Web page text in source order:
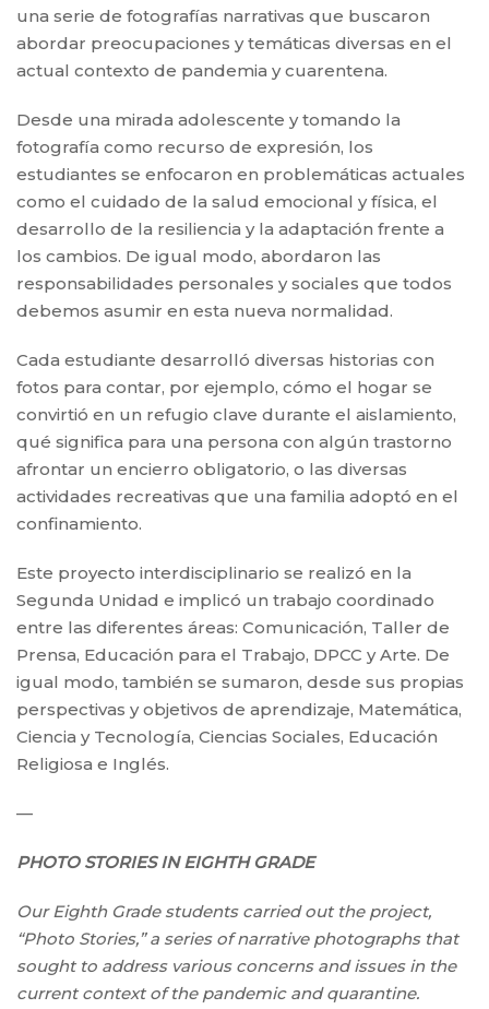
una serie de fotografías narrativas que buscaron
abordar preocupaciones y temáticas diversas en el
actual contexto de pandemia y cuarentena.
Desde una mirada adolescente y tomando la
fotografía como recurso de expresión, los
estudiantes se enfocaron en problemáticas actuales
como el cuidado de la salud emocional y física, el
desarrollo de la resiliencia y la adaptación frente a
los cambios. De igual modo, abordaron las
responsabilidades personales y sociales que todos
debemos asumir en esta nueva normalidad.
Cada estudiante desarrolló diversas historias con
fotos para contar, por ejemplo, cómo el hogar se
convirtió en un refugio clave durante el aislamiento,
qué significa para una persona con algún trastorno
afrontar un encierro obligatorio, o las diversas
actividades recreativas que una familia adoptó en el
confinamiento.
Este proyecto interdisciplinario se realizó en la
Segunda Unidad e implicó un trabajo coordinado
entre las diferentes áreas: Comunicación, Taller de
Prensa, Educación para el Trabajo, DPCC y Arte. De
igual modo, también se sumaron, desde sus propias
perspectivas y objetivos de aprendizaje, Matemática,
Ciencia y Tecnología, Ciencias Sociales, Educación
Religiosa e Inglés.
—
PHOTO STORIES IN EIGHTH GRADE
Our Eighth Grade students carried out the project,
“Photo Stories,” a series of narrative photographs that
sought to address various concerns and issues in the
current context of the pandemic and quarantine.